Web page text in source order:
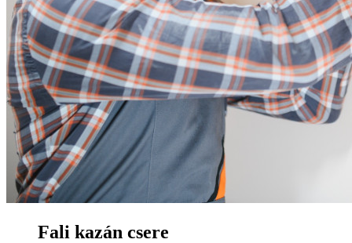
Fali kazán csere